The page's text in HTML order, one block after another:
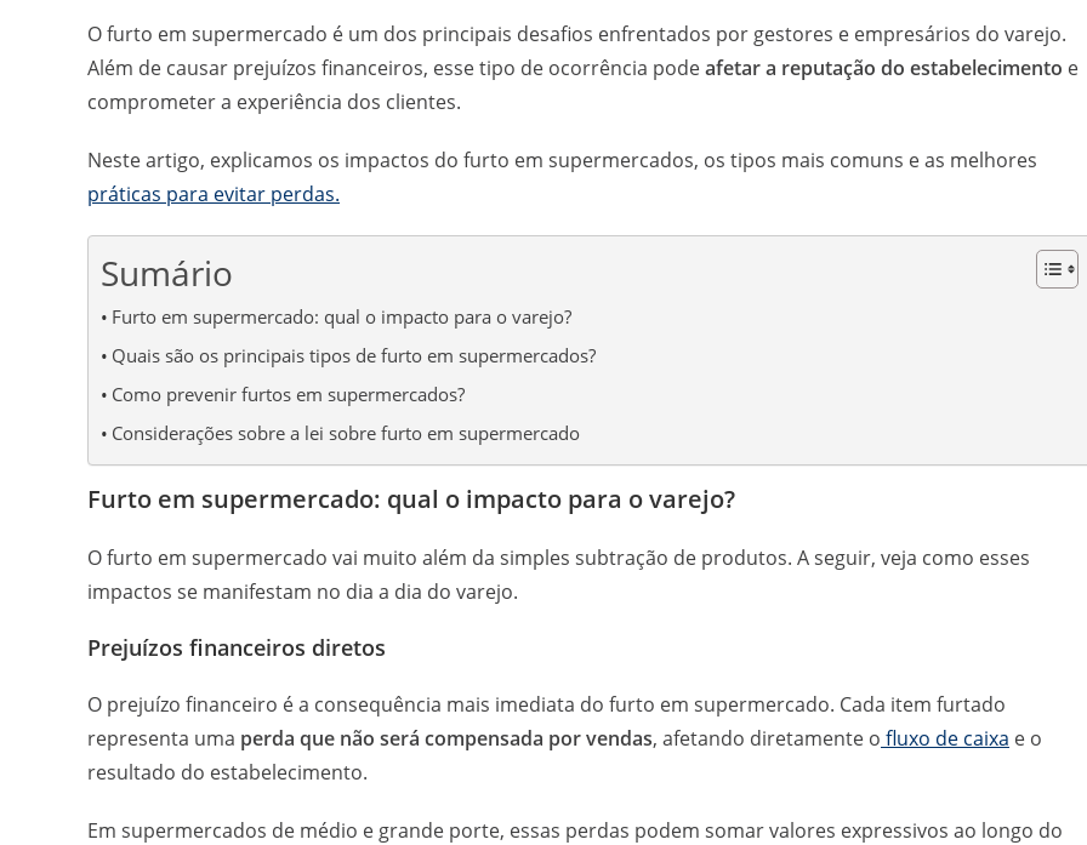
O furto em supermercado é um dos principais desafios enfrentados por gestores e empresários do varejo.
Além de causar prejuízos financeiros, esse tipo de ocorrência podeafetar a reputação do estabelecimento e
comprometer a experiência dos clientes.
Neste artigo, explicamos os impactos do furto em supermercados, os tipos mais comuns e as melhores
práticas para evitar perdas.
Sumário
Furto em supermercado: qual o impacto para o varejo?
Quais são os principais tipos de furto em supermercados?
Como prevenir furtos em supermercados?
Considerações sobre a lei sobre furto em supermercado
Furto em supermercado: qual o impacto para o varejo?
O furto em supermercado vai muito além da simples subtração de produtos. A seguir, veja como esses
impactos se manifestam no dia a dia do varejo.
Prejuízos financeiros diretos
O prejuízo financeiro é a consequência mais imediata do furto em supermercado. Cada item furtado
representa uma perda que não será compensada por vendas, afetando diretamente o fluxo de caixa e o
resultado do estabelecimento.
Em supermercados de médio e grande porte, essas perdas podem somar valores expressivos ao longo do